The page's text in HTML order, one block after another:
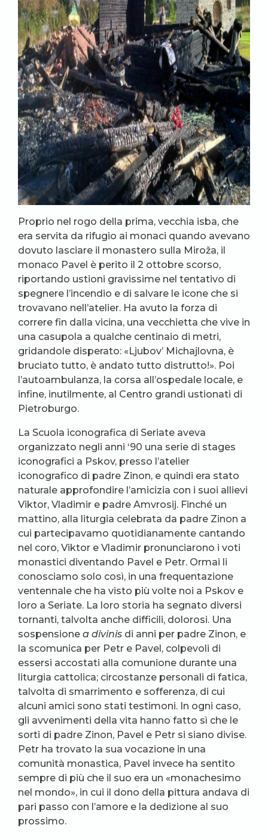
Proprio nel rogo della prima, vecchia isba, che
era servita da rifugio ai monaci quando avevano
dovuto lasciare il monastero sulla Miroža, il
monaco Pavel è perito il 2 ottobre scorso,
riportando ustioni gravissime nel tentativo di
spegnere l’incendio e di salvare le icone che si
trovavano nell’atelier. Ha avuto la forza di
correre fin dalla vicina, una vecchietta che vive in
una casupola a qualche centinaio di metri,
gridandole disperato: «Ljubov’ Michajlovna, è
bruciato tutto, è andato tutto distrutto!». Poi
l’autoambulanza, la corsa all’ospedale locale, e
infine, inutilmente, al Centro grandi ustionati di
Pietroburgo.
La Scuola iconografica di Seriate aveva
organizzato negli anni ‘90 una serie di stages
iconografici a Pskov, presso l’atelier
iconografico di padre Zinon, e quindi era stato
naturale approfondire l’amicizia con i suoi allievi
Viktor, Vladimir e padre Amvrosij. Finché un
mattino, alla liturgia celebrata da padre Zinon a
cui partecipavamo quotidianamente cantando
nel coro, Viktor e Vladimir pronunciarono i voti
monastici diventando Pavel e Petr. Ormai li
conosciamo solo così, in una frequentazione
ventennale che ha visto più volte noi a Pskov e
loro a Seriate. La loro storia ha segnato diversi
tornanti, talvolta anche difficili, dolorosi. Una
sospensione a divinis di anni per padre Zinon, e
la scomunica per Petr e Pavel, colpevoli di
essersi accostati alla comunione durante una
liturgia cattolica; circostanze personali di fatica,
talvolta di smarrimento e sofferenza, di cui
alcuni amici sono stati testimoni. In ogni caso,
gli avvenimenti della vita hanno fatto sì che le
sorti di padre Zinon, Pavel e Petr si siano divise.
Petr ha trovato la sua vocazione in una
comunità monastica, Pavel invece ha sentito
sempre di più che il suo era un «monachesimo
nel mondo», in cui il dono della pittura andava di
pari passo con l’amore e la dedizione al suo
prossimo.